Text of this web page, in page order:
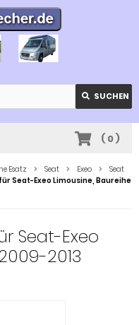
SUCHEN
( 0)
Esatz Seat Exeo
Seat
Seat-Exeo Limousine, Baureihe
Seat-Exeo
2013